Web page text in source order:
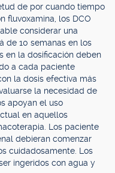
de por cuando tiempo
fluvoxamina, los DCO
considerar una
de 10 semanas en los
en la dosificación deben
a cada paciente
la dosis efectiva más
la necesidad de
apoyan el uso
en aquellos
Los paciente
debieran comenzar
cuidadosamente. Los
ingeridos con agua y